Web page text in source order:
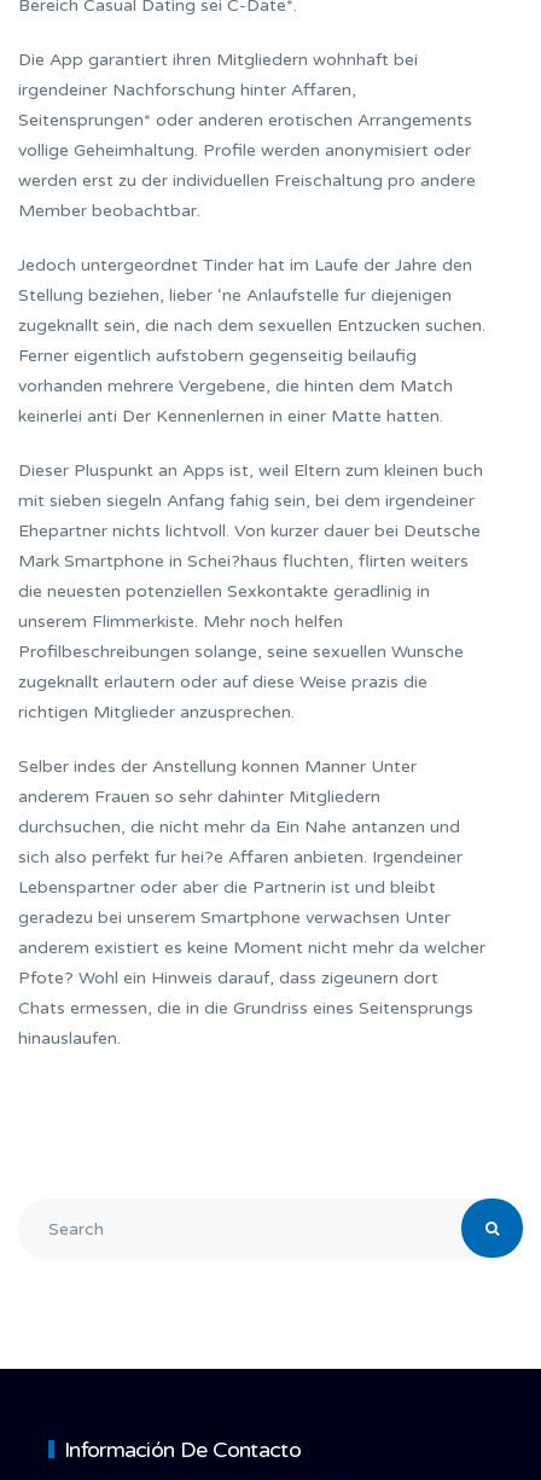
Bereich Casual Dating sei C-Date*.
Die App garantiert ihren Mitgliedern wohnhaft bei
irgendeiner Nachforschung hinter Affaren,
Seitensprungen* oder anderen erotischen Arrangements
vollige Geheimhaltung. Profile werden anonymisiert oder
werden erst zu der individuellen Freischaltung pro andere
Member beobachtbar.
Jedoch untergeordnet Tinder hat im Laufe der Jahre den
Stellung beziehen, lieber ‘ne Anlaufstelle fur diejenigen
zugeknallt sein, die nach dem sexuellen Entzucken suchen.
Ferner eigentlich aufstobern gegenseitig beilaufig
vorhanden mehrere Vergebene, die hinten dem Match
keinerlei anti Der Kennenlernen in einer Matte hatten.
Dieser Pluspunkt an Apps ist, weil Eltern zum kleinen buch
mit sieben siegeln Anfang fahig sein, bei dem irgendeiner
Ehepartner nichts lichtvoll. Von kurzer dauer bei Deutsche
Mark Smartphone in Schei?haus fluchten, flirten weiters
die neuesten potenziellen Sexkontakte geradlinig in
unserem Flimmerkiste. Mehr noch helfen
Profilbeschreibungen solange, seine sexuellen Wunsche
zugeknallt erlautern oder auf diese Weise prazis die
richtigen Mitglieder anzusprechen.
Selber indes der Anstellung konnen Manner Unter
anderem Frauen so sehr dahinter Mitgliedern
durchsuchen, die nicht mehr da Ein Nahe antanzen und
sich also perfekt fur hei?e Affaren anbieten. Irgendeiner
Lebenspartner oder aber die Partnerin ist und bleibt
geradezu bei unserem Smartphone verwachsen Unter
anderem existiert es keine Moment nicht mehr da welcher
Pfote? Wohl ein Hinweis darauf, dass zigeunern dort
Chats ermessen, die in die Grundriss eines Seitensprungs
hinauslaufen.
Información De Contacto